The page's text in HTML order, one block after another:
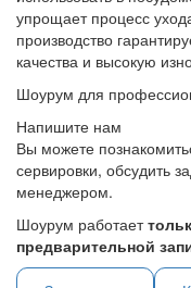
упрощает процесс
производство
качества и высокую
Шоурум для
Напишите нам
Вы можете
сервировки, обсудить
менеджером.
Шоурум работает
предварительной